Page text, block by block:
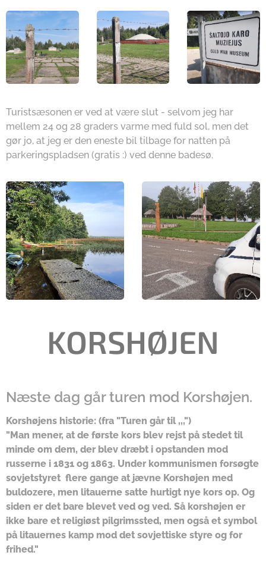
Turistsæsonen er ved at være slut - selvom jeg har
mellem 24 og 28 graders varme med fuld sol, men det
gør jo, at jeg er den eneste bil tilbage for natten på
parkeringspladsen (gratis :) ved denne badesø.
KORSHØJEN
Næste dag går turen mod Korshøjen.
Korshøjens historie: (fra "Turen går til ,,,")
"Man mener, at de første kors blev rejst på stedet til
minde om dem, der blev dræbt i opstanden mod
russerne i 1831 og 1863. Under kommunismen forsøgte
sovjetstyret flere gange at jævne Korshøjen med
buldozere, men litauerne satte hurtigt nye kors op. Og
siden er det bare blevet ved og ved. Så korshøjen er
ikke bare et religiøst pilgrimssted, men også et symbol
på litauernes kamp mod det sovjettiske styre og for
frihed."